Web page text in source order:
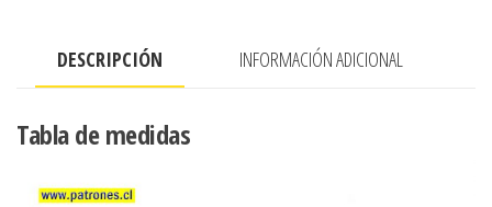
DESCRIPCIÓN INFORMACIÓN ADICIONAL
Tabla de medidas